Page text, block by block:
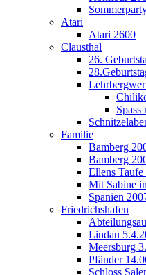
Atari
Atari 2600
Clausthal
26.
Spass
Familie
Bamberg
Bamberg
Ellens
Mit Sabine
Spanien
Friedrichshafen
Lindau
Meersburg
Pfänder
Schloss